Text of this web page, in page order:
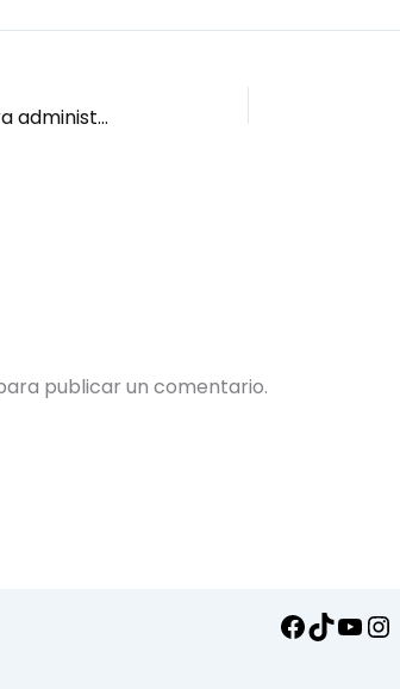
MUNDO EJECUTIVO: Biometría para administrar Recursos Humanos
publicar un comentario.